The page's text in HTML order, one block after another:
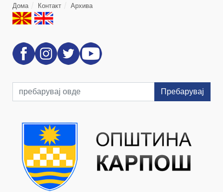
Дома Контакт Архива
Пребарувај